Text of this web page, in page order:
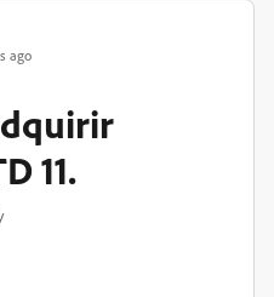
ago
11.